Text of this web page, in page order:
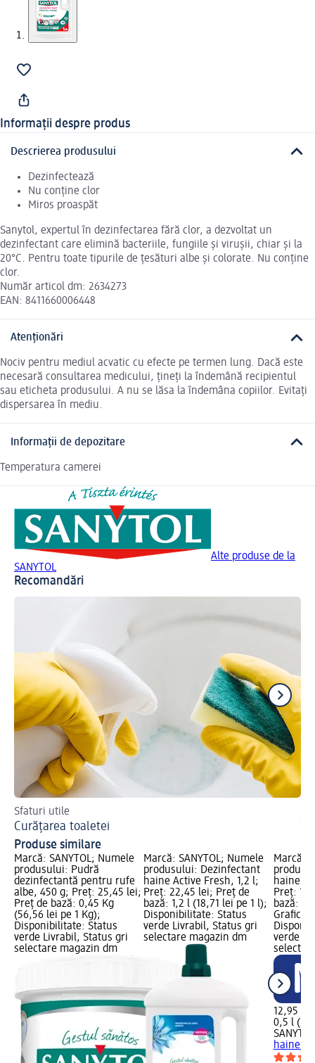
Informații despre produs
Descrierea produsului
Dezinfectează
Nu conține clor
Miros proaspăt
Sanytol, expertul în dezinfectarea fără clor, a dezvoltat un
dezinfectant care elimină bacteriile, fungiile și virușii, chiar și la
20°C. Pentru toate tipurile de țesături albe și colorate. Nu conține
clor.
Număr articol dm: 2634273
EAN: 8411660006448
Atenționări
Nociv pentru mediul acvatic cu efecte pe termen lung. Dacă este
necesară consultarea medicului, țineți la îndemână recipientul
sau eticheta produsului. A nu se lăsa la îndemâna copiilor. Evitaţi
dispersarea în mediu.
Informații de depozitare
Temperatura camerei
Alte produse de la
SANYTOL
Recomandări
Sfaturi utile
Curățarea toaletei
Produse similare
Marcă: SANYTOL; Numele
produsului: Pudră
dezinfectantă pentru rufe
albe, 450 g; Preț: 25,45 lei;
Preț de bază: 0,45 Kg
(56,56 lei pe 1 Kg);
Disponibilitate: Status
verde Livrabil, Status gri
selectare magazin dm
Marcă: SANYTOL; Numele
produsului: Dezinfectant
haine Active Fresh, 1,2 l;
Preț: 22,45 lei; Preț de
bază: 1,2 l (18,71 lei pe 1 l);
Disponibilitate: Status
verde Livrabil, Status gri
selectare magazin dm
Marcă:
haine
Preț:
bază:
Grafică
verde
12,95 lei
0,5 l
SANYTOL
haine